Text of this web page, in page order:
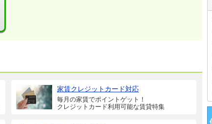
家賃クレジットカード対応
毎月の家賃でポイントゲット！
クレジットカード利用可能な賃貸特集